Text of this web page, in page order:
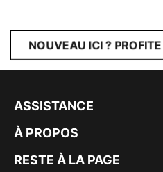
NOUVEAU ICI ?
ASSISTANCE
À PROPOS
RESTE À LA PAGE